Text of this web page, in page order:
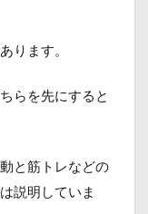
ります。
らを先にすると
と筋トレなどの
説明していま